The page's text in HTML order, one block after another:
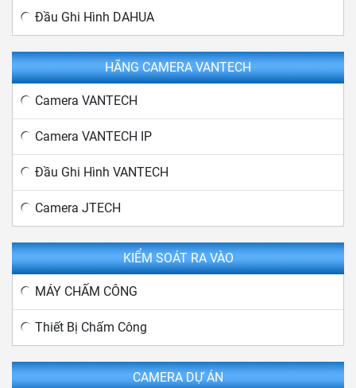
Đầu Ghi Hình DAHUA
HÃNG CAMERA VANTECH
Camera VANTECH
Camera VANTECH IP
Đầu Ghi Hình VANTECH
Camera JTECH
KIỂM SOÁT RA VÀO
MÁY CHẤM CÔNG
Thiết Bị Chấm Công
CAMERA DỰ ÁN